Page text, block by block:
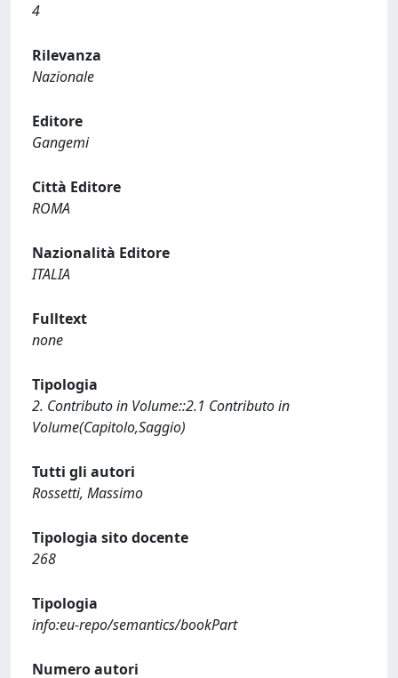
4
Rilevanza
Nazionale
Editore
Gangemi
Città Editore
ROMA
Nazionalità Editore
ITALIA
Fulltext
none
Tipologia
2. Contributo in Volume::2.1 Contributo in
Volume(Capitolo,Saggio)
Tutti gli autori
Rossetti, Massimo
Tipologia sito docente
268
Tipologia
info:eu-repo/semantics/bookPart
Numero autori